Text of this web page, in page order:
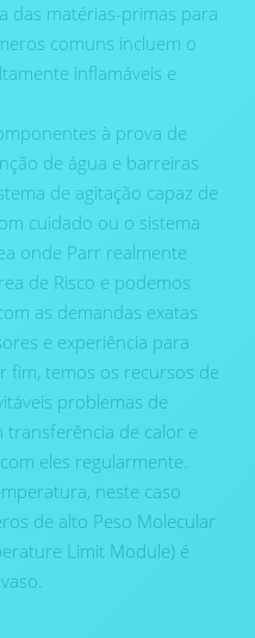
das matérias-primas para
comuns incluem o
inflamáveis ​​e
à prova de
de água e barreiras
de agitação capaz de
cuidado ou o sistema
onde Parr realmente
de Risco e podemos
as demandas exatas
e experiência para
fim, temos os recursos de
​​problemas de
transferência de calor e
eles regularmente.
neste caso
de alto Peso Molecular
Limit Module) é